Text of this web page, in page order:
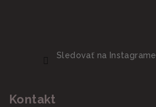
Sledovať na Instagrame
Kontakt